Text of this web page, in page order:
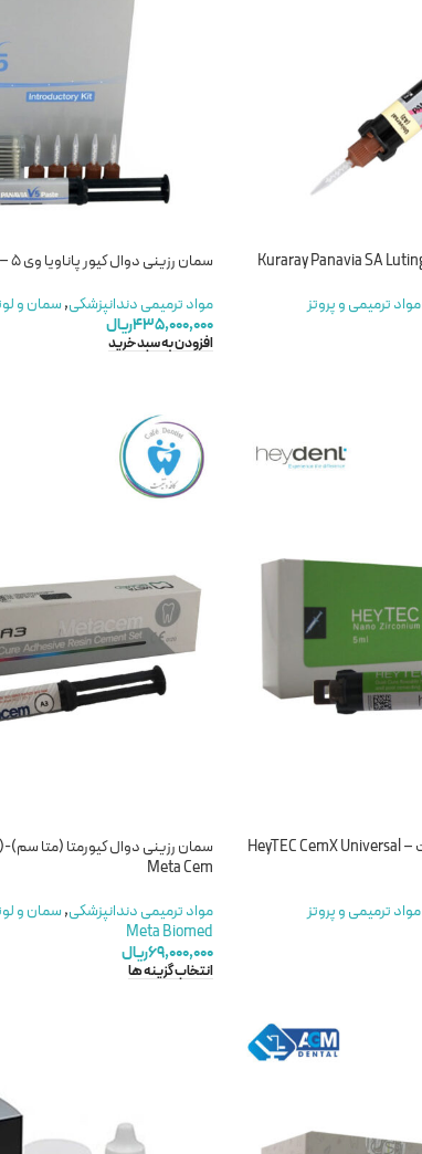
مواد ترمیمی و پروتز
سمان رزینی دوال کیور پاناویا وی 5 – panavia v5 paste
مواد ترمیمی دندانپزشکی,سمان و
۴۳۵,۰۰۰,۰۰۰ریال
افزودن به سبد خرید
سمان رزینی دوال کیور هی تک سم هی دنت – HeyTEC CemX Universal
مواد ترمیمی و پروتز
Meta Cem
مواد ترمیمی دندانپزشکی,سمان و
Meta Biomed
۶۹,۰۰۰,۰۰۰ریال
انتخاب گزینه ها